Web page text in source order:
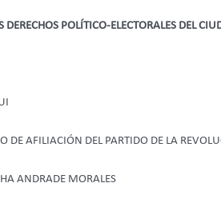
DERECHOS POLÍTICO-ELECTORALES DEL
DE AFILIACIÓN DEL PARTIDO DE LA
ANDRADE MORALES